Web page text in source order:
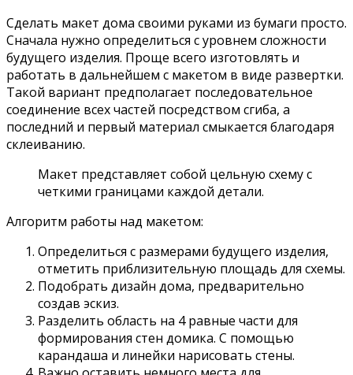
Cделать макет дома своими руками из бумаги просто.
Сначала нужно определиться с уровнем сложности
будущего изделия. Проще всего изготовлять и
работать в дальнейшем с макетом в виде развертки.
Такой вариант предполагает последовательное
соединение всех частей посредством сгиба, а
последний и первый материал смыкается благодаря
склеиванию.
Макет представляет собой цельную схему с
четкими границами каждой детали.
Алгоритм работы над макетом:
Определиться с размерами будущего изделия,
отметить приблизительную площадь для схемы.
Подобрать дизайн дома, предварительно
создав эскиз.
Разделить область на 4 равные части для
формирования стен домика. С помощью
карандаша и линейки нарисовать стены.